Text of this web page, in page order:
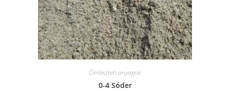
Ömlesztett anyagok
0-4 Sóder